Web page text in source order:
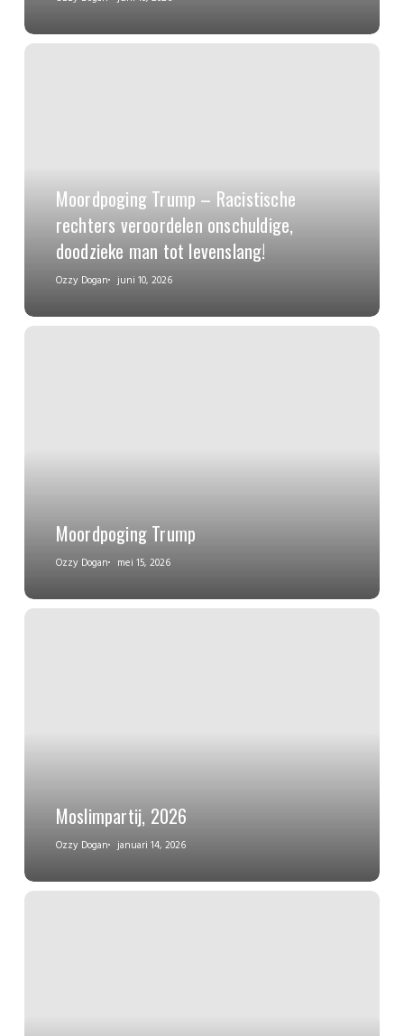
Moordpoging Trump – Racistische
rechters veroordelen onschuldige,
doodzieke man tot levenslang!
Ozzy Dogan juni 10, 2026
Moordpoging Trump
Ozzy Dogan mei 15, 2026
Moslimpartij, 2026
Ozzy Dogan januari 14, 2026